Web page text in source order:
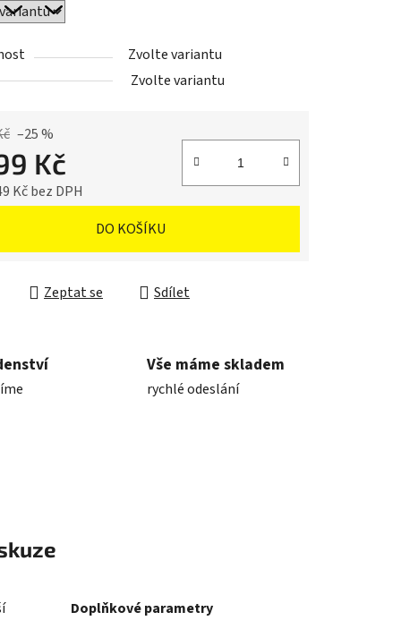
Zvolte variantu
Zvolte variantu
–25 %
Kč
Kč bez DPH
DO KOŠÍKU
Zeptat se Sdílet
Vše máme skladem
rychlé odeslání
Doplňkové parametry